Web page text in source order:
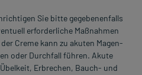
Sie bitte gegebenenfalls
erforderliche Maßnahmen
Creme kann zu akuten Magen-
oder Durchfall führen. Akute
Erbrechen, Bauch- und